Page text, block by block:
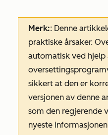
Merk:: Denne
praktiske årsaker.
automatisk ved hjelp
sikkert at den er
versjonen av denne
som den regjerende
nyeste